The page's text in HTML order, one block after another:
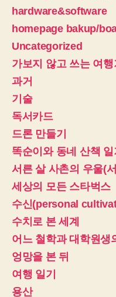
hardware&software
homepage bakup/
Uncategorized
가보지 않고 쓰는 여행
과거
기술
독서카드
드론 만들기
똑순이와 동네 산책 일
서른 살 사촌의 우울(
세상의 모든 스타벅스
수신(personal
수치로 본 세계
어느 철학과 대학원생
엉망을 본 뒤
여행 일기
용산